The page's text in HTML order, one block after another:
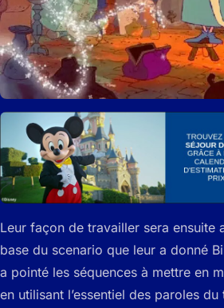
Leur façon de travailler sera ensuite
base du scenario que leur a donné
a pointé les séquences à mettre en
en utilisant l’essentiel des paroles